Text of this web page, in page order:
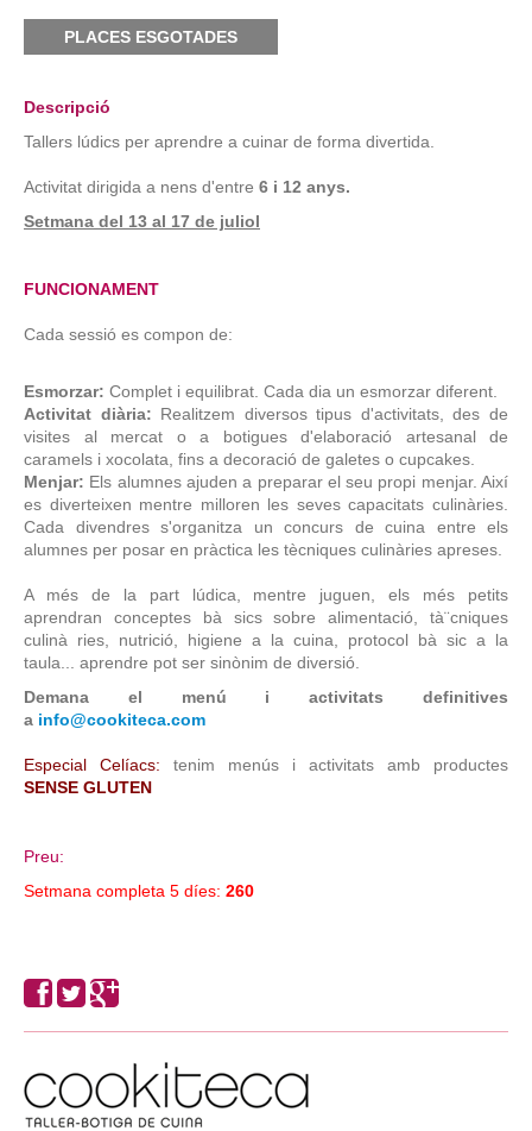
PLACES ESGOTADES
Descripció
Tallers lúdics per aprendre a cuinar de forma divertida.
Activitat dirigida a nens d'entre 6 i 12 anys.
Setmana del 13 al 17 de juliol
FUNCIONAMENT
Cada sessió es compon de:
Esmorzar: Complet i equilibrat. Cada dia un esmorzar diferent.
Activitat diària: Realitzem diversos tipus d'activitats, des de
visites al mercat o a botigues d'elaboració artesanal de
caramels i xocolata, fins a decoració de galetes o cupcakes.
Menjar: Els alumnes ajuden a preparar el seu propi menjar. Així
es diverteixen mentre milloren les seves capacitats culinàries.
Cada divendres s'organitza un concurs de cuina entre els
alumnes per posar en pràctica les tècniques culinàries apreses.
A més de la part lúdica, mentre juguen, els més petits
aprendran conceptes bà sics sobre alimentació, tà¨cniques
culinà ries, nutrició, higiene a la cuina, protocol bà sic a la
taula... aprendre pot ser sinònim de diversió.
Demana el menú i activitats definitives
a info@cookiteca.com
Especial Celíacs: tenim menús i activitats amb productes
SENSE GLUTEN
Preu:
Setmana completa 5 díes: 260